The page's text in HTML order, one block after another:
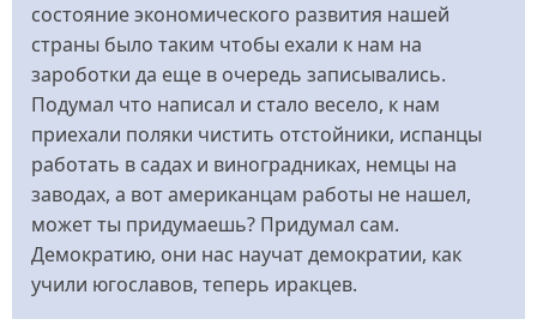
состояние экономического развития нашей
страны было таким чтобы ехали к нам на
зароботки да еще в очередь записывались.
Подумал что написал и стало весело, к нам
приехали поляки чистить отстойники, испанцы
работать в садах и виноградниках, немцы на
заводах, а вот американцам работы не нашел,
может ты придумаешь? Придумал сам.
Демократию, они нас научат демократии, как
учили югославов, теперь иракцев.